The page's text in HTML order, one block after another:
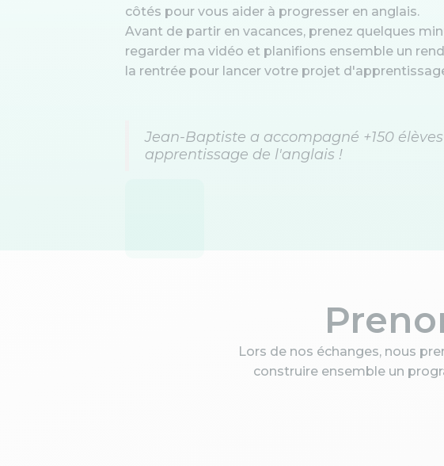
côtés pour vous aider à progresser en anglais.
Avant de partir en vacances, prenez quelques
regarder ma vidéo et planifions ensemble un
la rentrée pour lancer votre projet
Jean-Baptiste a accompagné +150
apprentissage de l'anglais !
Lors de nos échanges, nous
construire ensemble un